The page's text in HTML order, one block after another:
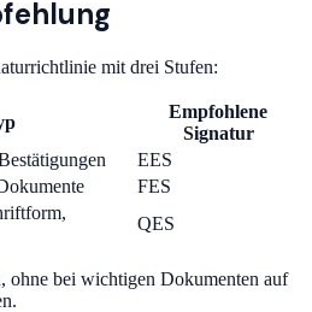
mit drei Stufen:
Empfohlene
Signatur
EES
FES
QES
ohne bei wichtigen Dokumenten auf